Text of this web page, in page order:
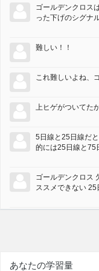
ゴールデンクロス
った下げのシグナ
難しい！！
これ難しいよね、
上ヒゲがついてた
5日線と25日線だ
的には25日線と75
ゴールデンクロス
ススメできない 25
あなたの学習量